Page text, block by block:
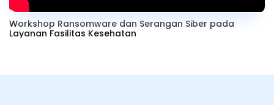
Workshop Ransomware dan Serangan Siber pada
Layanan Fasilitas Kesehatan